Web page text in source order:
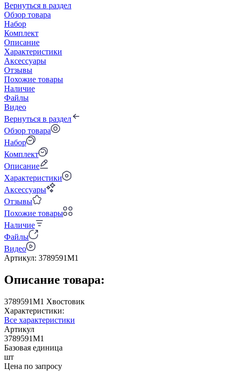
Вернуться в раздел
Обзор товара
Набор
Комплект
Описание
Характеристики
Аксессуары
Отзывы
Похожие товары
Наличие
Файлы
Видео
Вернуться в раздел
Обзор товара
Набор
Комплект
Описание
Характеристики
Аксессуары
Отзывы
Похожие товары
Наличие
Файлы
Видео
Артикул: 3789591M1
Описание товара:
3789591M1 Хвостовик
Характеристики:
Все характеристики
Артикул
3789591M1
Базовая единица
шт
Цена по запросу